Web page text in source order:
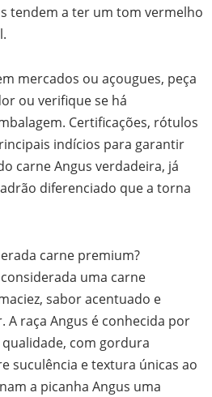
tendem a ter um tom vermelho
mercados ou açougues, peça
ou verifique se há
Certificações, rótulos
indícios para garantir
carne Angus verdadeira, já
diferenciado que a torna
carne premium?
uma carne
sabor acentuado e
raça Angus é conhecida por
com gordura
suculência e textura únicas ao
a picanha Angus uma